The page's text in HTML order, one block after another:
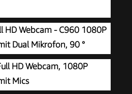
HD Webcam - C960 1080P
Dual Mikrofon, 90 °
Kamera mit Automatische
Play, für Linux, Win10, Mac
zum Konferenz
HD Webcam, 1080P
Mics